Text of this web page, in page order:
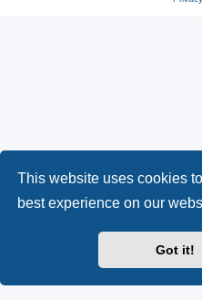
This website uses cookies
best experience on our
Got it!